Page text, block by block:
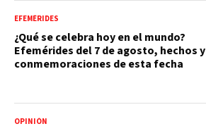
EFEMÉRIDES
¿Qué se celebra hoy en el mundo?
Efemérides del 7 de agosto, hechos y
conmemoraciones de esta fecha
OPINIÓN